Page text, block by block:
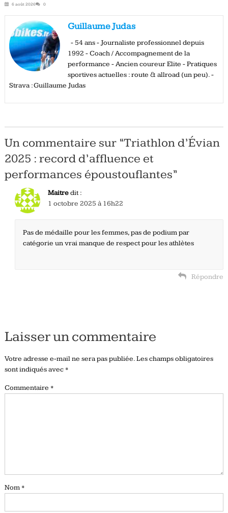
6 août 2026 0
Guillaume Judas
- 54 ans - Journaliste professionnel depuis
1992 - Coach / Accompagnement de la
performance - Ancien coureur Elite - Pratiques
sportives actuelles : route & allroad (un peu). -
Strava : Guillaume Judas
Un commentaire sur “Triathlon d’Évian
2025 : record d’affluence et
performances époustouflantes”
Maitredit :
1 octobre 2025 à 16h22
Pas de médaille pour les femmes, pas de podium par
catégorie un vrai manque de respect pour les athlètes
Répondre
Laisser un commentaire
Votre adresse e-mail ne sera pas publiée.Les champs obligatoires
sont indiqués avec *
Commentaire *
Nom *